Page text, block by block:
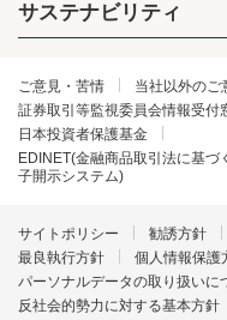
サステナビリティ
ご意見・苦情
当社以外のご
証券取引等監視委員会情報受付
日本投資者保護基金
EDINET(金融商品取引法に基
子開示システム)
サイトポリシー 勧誘方針
最良執行方針
個人情報保護
パーソナルデータの取り扱いに
反社会的勢力に対する基本方針